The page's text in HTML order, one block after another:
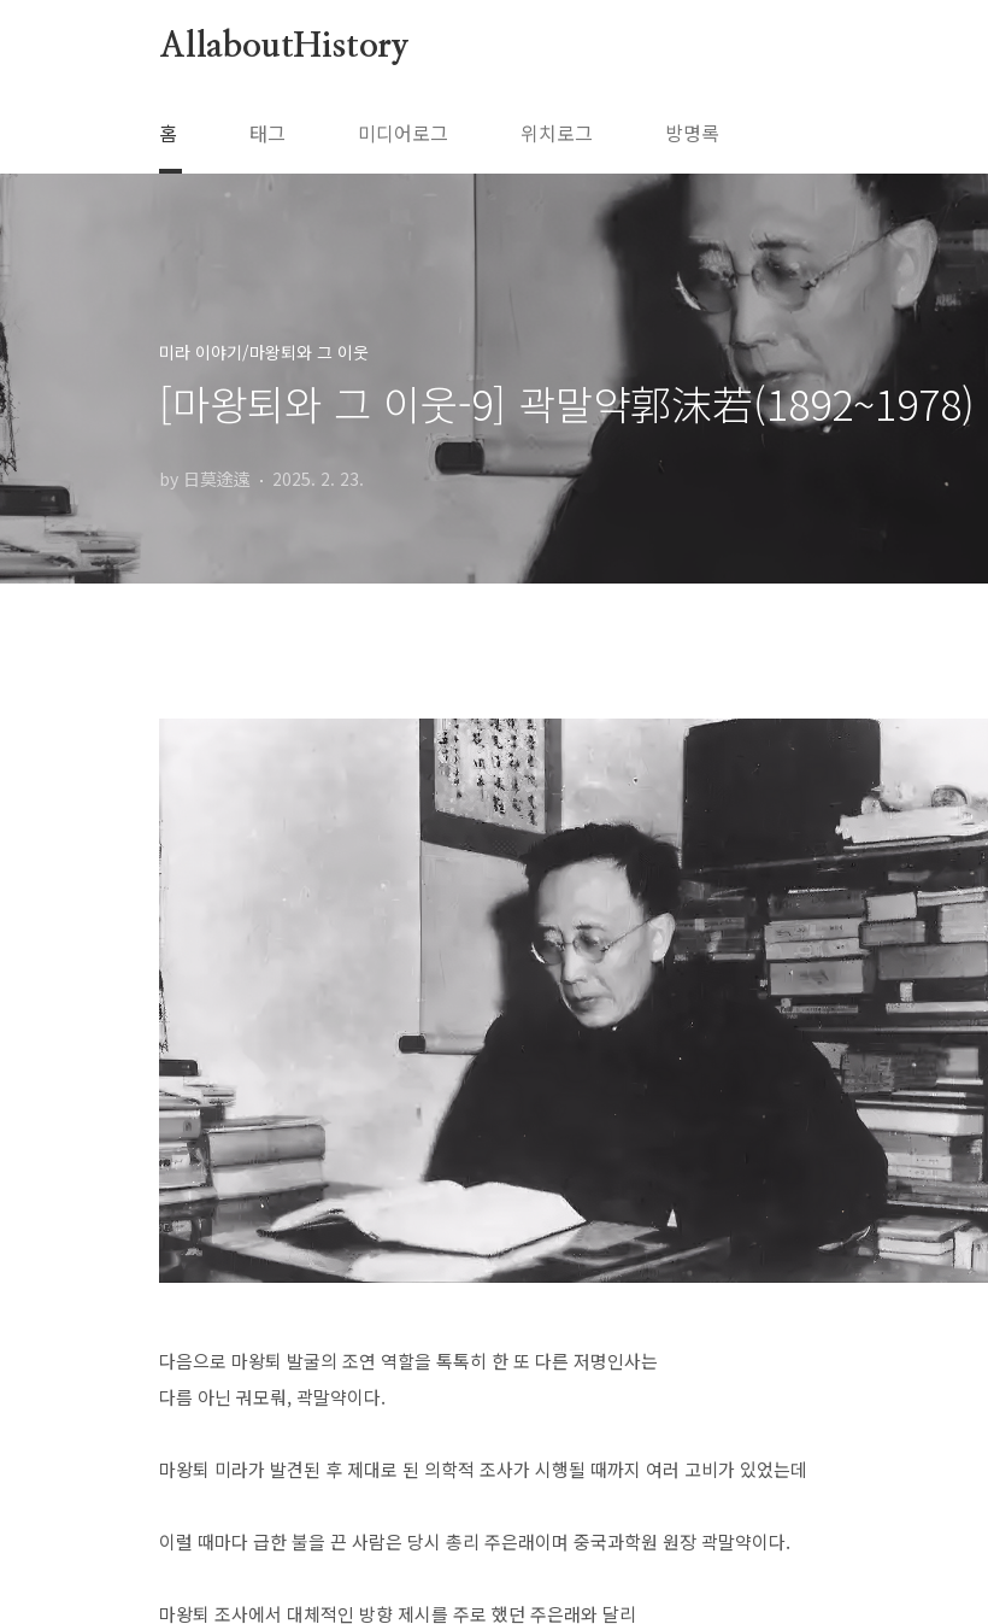
AllaboutHistory
홈 태그 미디어로그 위치로그 방명록
미라 이야기/마왕퇴와 그 이웃
[마왕퇴와 그 이웃-9] 곽말약郭沫若(1892~1978)
by 日莫途遠 2025. 2. 23.
다음으로 마왕퇴 발굴의 조연 역할을 톡톡히 한 또 다른 저명인사는
다름 아닌 궈모뤄, 곽말약이다.
마왕퇴 미라가 발견된 후 제대로 된 의학적 조사가 시행될 때까지 여러 고비가 있었는데
이럴 때마다 급한 불을 끈 사람은 당시 총리 주은래이며 중국과학원 원장 곽말약이다.
마왕퇴 조사에서 대체적인 방향 제시를 주로 했던 주은래와 달리